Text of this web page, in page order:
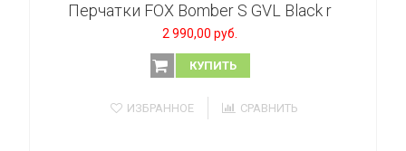
Перчатки FOX Bomber S GVL Black r
2 990,00 руб.
КУПИТЬ
ИЗБРАННОЕ СРАВНИТЬ